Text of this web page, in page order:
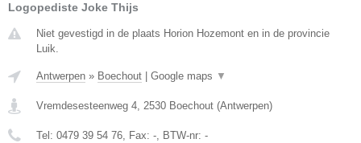
Logopediste Joke Thijs
Niet gevestigd in de plaats Horion Hozemont en in de provincie
Luik.
Antwerpen » Boechout Google maps ▼
Vremdesesteenweg 4, 2530 Boechout (Antwerpen)
Tel: 0479 39 54 76, Fax: -, BTW-nr: -